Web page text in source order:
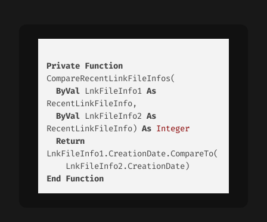
Private Function
CompareRecentLinkFileInfos(
ByVal LnkFileInfo1 As
RecentLinkFileInfo,
ByVal LnkFileInfo2 As
RecentLinkFileInfo) As Integer
Return
LnkFileInfo1.CreationDate.CompareTo(
End Function